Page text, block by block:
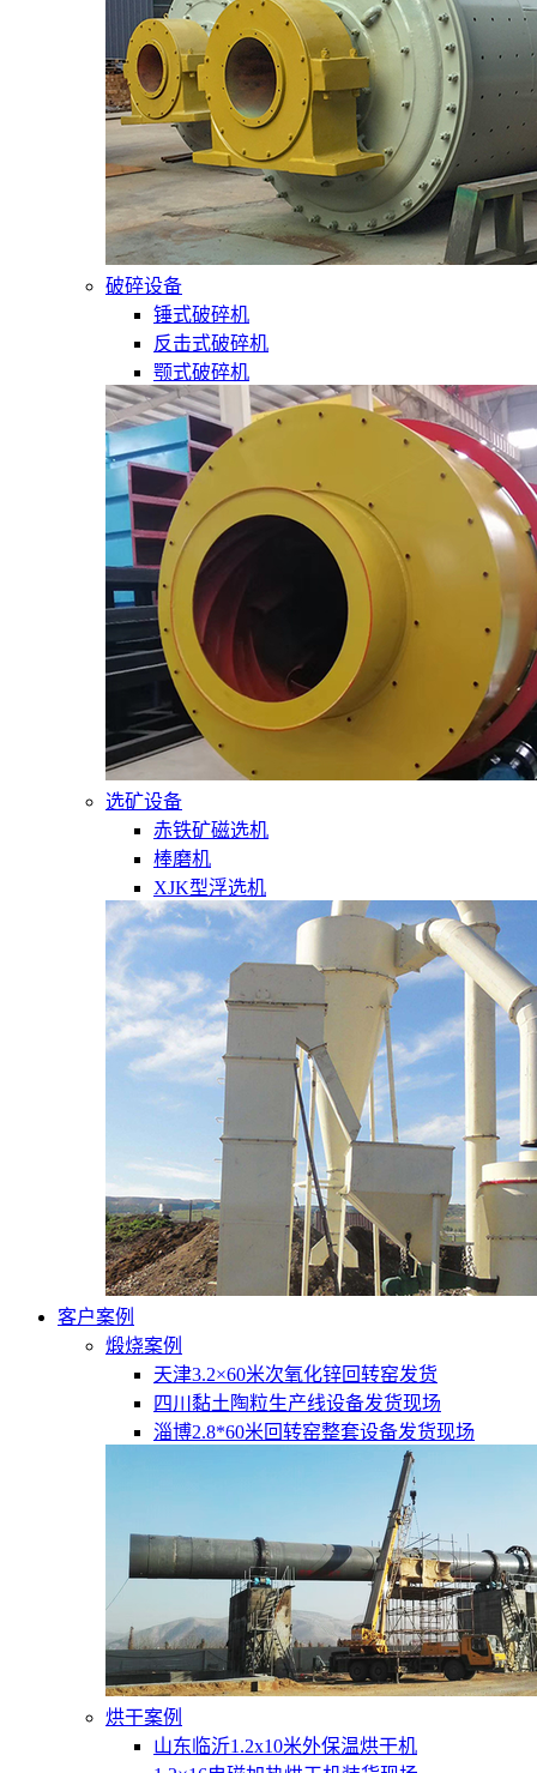
破碎设备
锤式破碎机
反击式破碎机
颚式破碎机
选矿设备
赤铁矿磁选机
棒磨机
XJK型浮选机
客户案例
煅烧案例
天津3.2×60米次氧化锌回转窑发货
四川黏土陶粒生产线设备发货现场
淄博2.8*60米回转窑整套设备发货现场
烘干案例
山东临沂1.2x10米外保温烘干机